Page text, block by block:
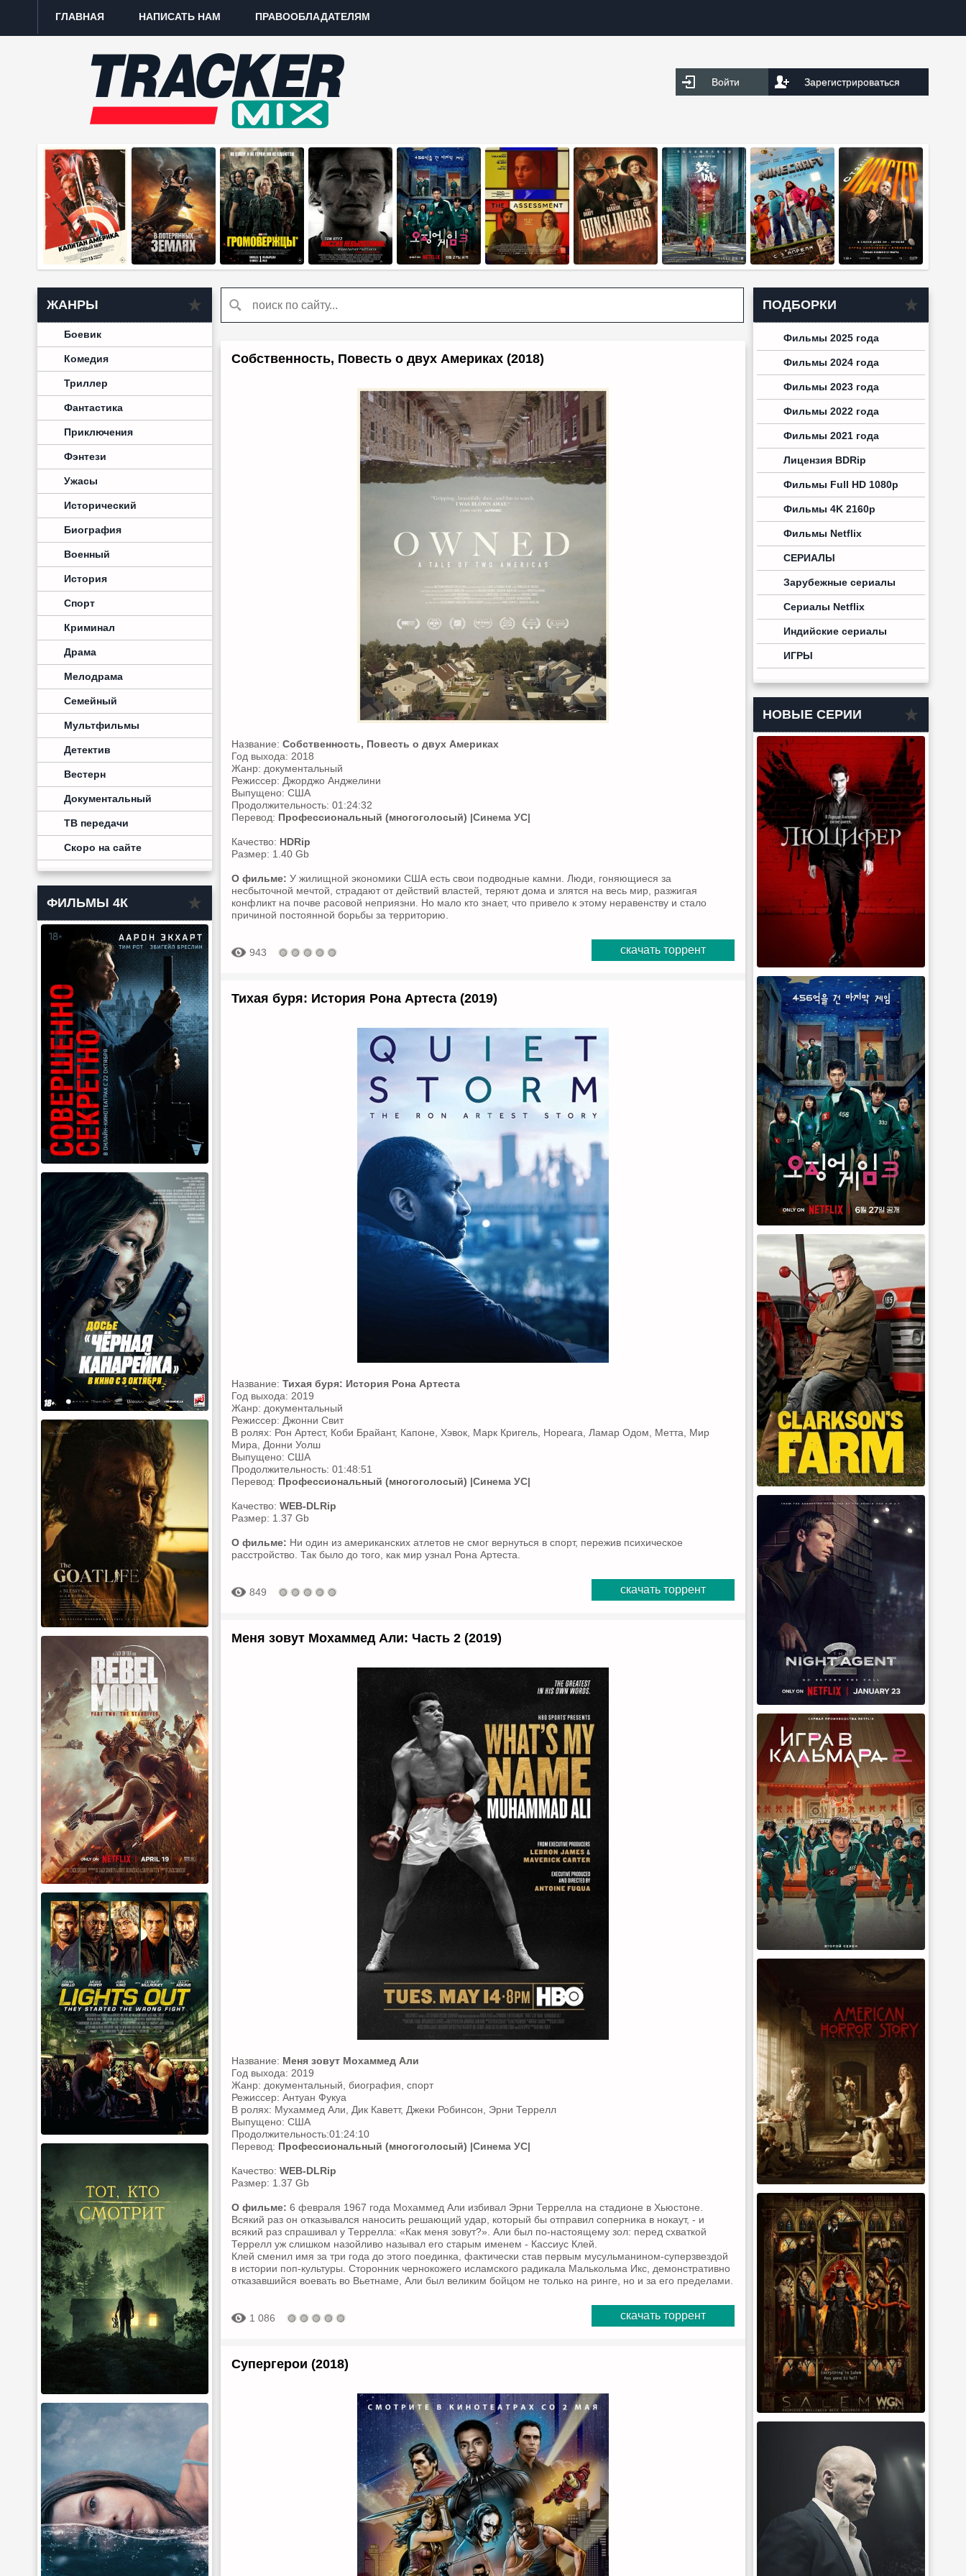
ГЛАВНАЯ НАПИСАТЬ НАМ ПРАВООБЛАДАТЕЛЯМ
Войти Зарегистрироваться
ЖАНРЫ
Боевик
Комедия
Триллер
Фантастика
Приключения
Фэнтези
Ужасы
Исторический
Биография
Военный
История
Спорт
Криминал
Драма
Мелодрама
Семейный
Мультфильмы
Детектив
Вестерн
Документальный
ТВ передачи
Скоро на сайте
ФИЛЬМЫ 4К
Собственность, Повесть о двух Америках (2018)
Название: Собственность, Повесть о двух Америках
Год выхода: 2018
Жанр: документальный
Режиссер: Джорджо Анджелини
Выпущено: США
Продолжительность: 01:24:32
Перевод: Профессиональный (многоголосый) |Синема УС|
Качество: HDRip
Размер: 1.40 Gb
О фильме: У жилищной экономики США есть свои подводные камни. Люди, гоняющиеся за
несбыточной мечтой, страдают от действий властей, теряют дома и злятся на весь мир, разжигая
конфликт на почве расовой неприязни. Но мало кто знает, что привело к этому неравенству и стало
причиной постоянной борьбы за территорию.
943 скачать торрент
Тихая буря: История Рона Артеста (2019)
Название: Тихая буря: История Рона Артеста
Год выхода: 2019
Жанр: документальный
Режиссер: Джонни Свит
В ролях: Рон Артест, Коби Брайант, Капоне, Хэвок, Марк Кригель, Нореага, Ламар Одом, Метта, Мир
Мира, Донни Уолш
Выпущено: США
Продолжительность: 01:48:51
Перевод: Профессиональный (многоголосый) |Синема УС|
Качество: WEB-DLRip
Размер: 1.37 Gb
О фильме: Ни один из американских атлетов не смог вернуться в спорт, пережив психическое
расстройство. Так было до того, как мир узнал Рона Артеста.
849 скачать торрент
Меня зовут Мохаммед Али: Часть 2 (2019)
Название: Меня зовут Мохаммед Али
Год выхода: 2019
Жанр: документальный, биография, спорт
Режиссер: Антуан Фукуа
В ролях: Мухаммед Али, Дик Каветт, Джеки Робинсон, Эрни Террелл
Выпущено: США
Продолжительность:01:24:10
Перевод: Профессиональный (многоголосый) |Синема УС|
Качество: WEB-DLRip
Размер: 1.37 Gb
О фильме: 6 февраля 1967 года Мохаммед Али избивал Эрни Террелла на стадионе в Хьюстоне.
Всякий раз он отказывался наносить решающий удар, который бы отправил соперника в нокаут, - и
всякий раз спрашивал у Террелла: «Как меня зовут?». Али был по-настоящему зол: перед схваткой
Террелл уж слишком назойливо называл его старым именем - Кассиус Клей.
Клей сменил имя за три года до этого поединка, фактически став первым мусульманином-суперзвездой
в истории поп-культуры. Сторонник чернокожего исламского радикала Малькольма Икс, демонстративно
отказавшийся воевать во Вьетнаме, Али был великим бойцом не только на ринге, но и за его пределами.
1 086 скачать торрент
Супергерои (2018)
ПОДБОРКИ
Фильмы 2025 года
Фильмы 2024 года
Фильмы 2023 года
Фильмы 2022 года
Фильмы 2021 года
Лицензия BDRip
Фильмы Full HD 1080p
Фильмы 4K 2160p
Фильмы Netflix
СЕРИАЛЫ
Зарубежные сериалы
Сериалы Netflix
Индийские сериалы
ИГРЫ
НОВЫЕ СЕРИИ